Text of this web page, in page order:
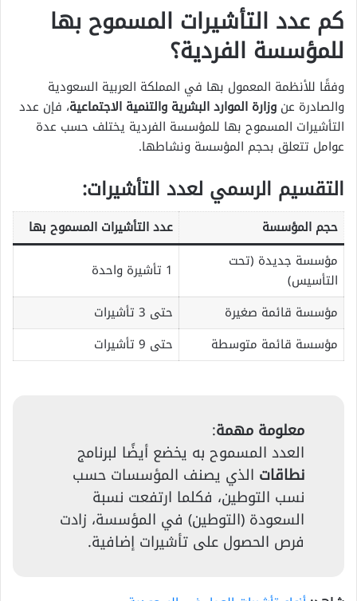
كم عدد التأشيرات المسموح بها
للمؤسسة الفردية؟
وفقًا للأنظمة المعمول بها في المملكة العربية السعودية
والصادرة عن وزارة الموارد البشرية والتنمية الاجتماعية، فإن عدد
التأشيرات المسموح بها للمؤسسة الفردية يختلف حسب عدة
عوامل تتعلق بحجم المؤسسة ونشاطها.
التقسيم الرسمي لعدد التأشيرات:
حجم المؤسسة
عدد التأشيرات المسموح بها
مؤسسة جديدة (تحت
التأسيس)
1 تأشيرة واحدة
مؤسسة قائمة صغيرة
حتى 3 تأشيرات
مؤسسة قائمة متوسطة
حتى 9 تأشيرات
معلومة مهمة:
العدد المسموح به يخضع أيضًا لبرنامج
نطاقات الذي يصنف المؤسسات حسب
نسب التوطين، فكلما ارتفعت نسبة
السعودة (التوطين) في المؤسسة، زادت
فرص الحصول على تأشيرات إضافية.